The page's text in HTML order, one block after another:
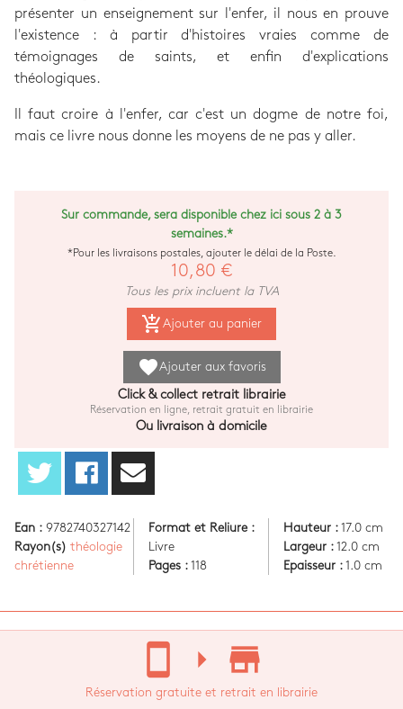
présenter un enseignement sur l'enfer, il nous en prouve
l'existence : à partir d'histoires vraies comme de
témoignages de saints, et enfin d'explications
théologiques.
Il faut croire à l'enfer, car c'est un dogme de notre foi,
mais ce livre nous donne les moyens de ne pas y aller.
Sur commande, sera disponible chez ici sous 2 à 3
semaines.*
*Pour les livraisons postales, ajouter le délai de la Poste.
10,80 €
Tous les prix incluent la TVA
add_shopping_cart Ajouter au panier
favoriteAjouter aux favoris
Click & collect retrait librairie
Réservation en ligne, retrait gratuit en librairie
Ou livraison à domicile
Ean : 9782740327142
Rayon(s) théologie
chrétienne
Format et Reliure :
Livre
Pages : 118
Hauteur :17.0 cm
Largeur :12.0 cm
Epaisseur :1.0 cm
stay_current_portrait arrow_right store_mall_directory
Réservation gratuite et retrait en librairie